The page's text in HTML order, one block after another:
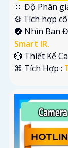
🔆 Độ Phân
⚙ Tích hợp
🌚 Nhìn Ban
Smart IR.
🎲 Thiết Kế
️⌘ Tích Hợp :